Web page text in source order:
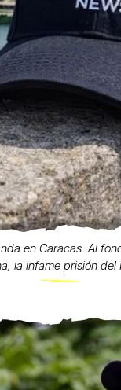
en Caracas. Al
la infame prisión del